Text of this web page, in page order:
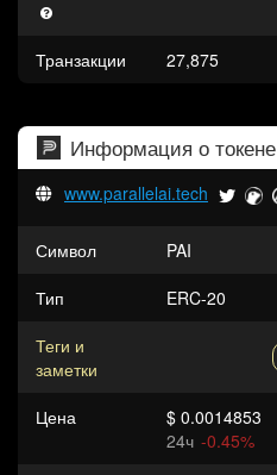
Транзакции 27,875
Информация о токене
www.parallelai.tech
Символ
PAI
Тип
ERC-20
Теги и
заметки
Цена
$ 0.0014853
24ч -0.45%